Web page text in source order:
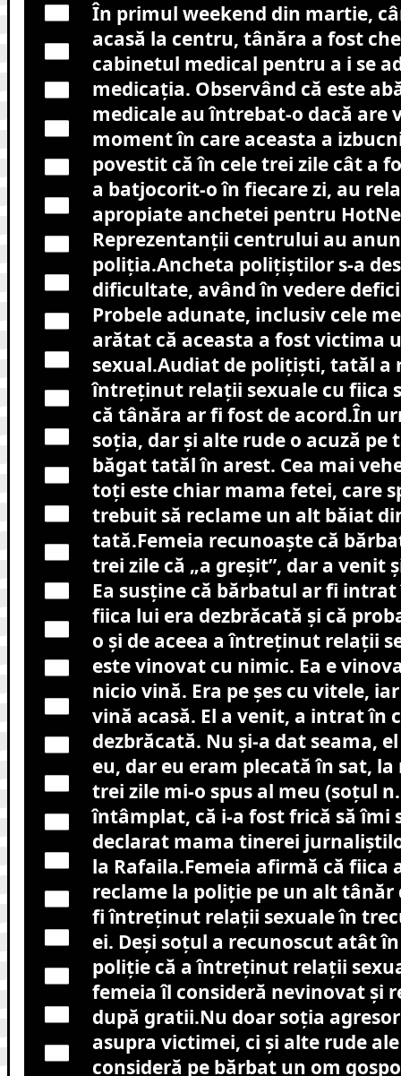
În primul weekend din martie,
acasă la centru, tânăra a fost
cabinetul medical pentru a i se
medicația. Observând că este
medicale au întrebat-o dacă are
moment în care aceasta a
povestit că în cele trei zile cât a
a batjocorit-o în fiecare zi, au
apropiate anchetei pentru
Reprezentanții centrului au
poliția.Ancheta polițiștilor s-a
dificultate, având în vedere
Probele adunate, inclusiv cele
arătat că aceasta a fost victima
sexual.Audiat de polițiști, tatăl a
întreținut relații sexuale cu fiica
că tânăra ar fi fost de acord.În
soția, dar și alte rude o acuză pe
băgat tatăl în arest. Cea mai
toți este chiar mama fetei, care
trebuit să reclame un alt băiat
tată.Femeia recunoaște că
trei zile că „a greșit”, dar a venit
Ea susține că bărbatul ar fi intrat
fiica lui era dezbrăcată și că
o și de aceea a întreținut relații
este vinovat cu nimic. Ea e
nicio vină. Era pe șes cu vitele,
vină acasă. El a venit, a intrat în
dezbrăcată. Nu și-a dat seama,
eu, dar eu eram plecată în sat, la
trei zile mi-o spus al meu (soțul
întâmplat, că i-a fost frică să îmi
declarat mama tinerei
la Rafaila.Femeia afirmă că fiica
reclame la poliție pe un alt tânăr
fi întreținut relații sexuale în
ei. Deși soțul a recunoscut atât
poliție că a întreținut relații
femeia îl consideră nevinovat și
după gratii.Nu doar soția
asupra victimei, ci și alte rude
consideră pe bărbat un om